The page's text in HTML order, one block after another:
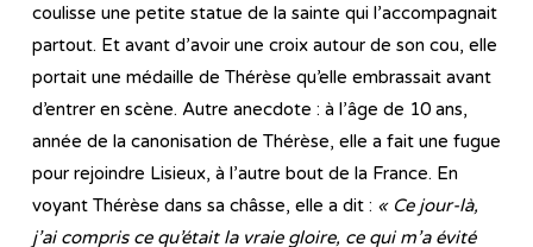
coulisse une petite statue de la sainte qui l’accompagnait
partout. Et avant d’avoir une croix autour de son cou, elle
portait une médaille de Thérèse qu’elle embrassait avant
d’entrer en scène. Autre anecdote : à l’âge de 10 ans,
année de la canonisation de Thérèse, elle a fait une fugue
pour rejoindre Lisieux, à l’autre bout de la France. En
voyant Thérèse dans sa châsse, elle a dit : « Ce jour-là,
j’ai compris ce qu’était la vraie gloire, ce qui m’a évité